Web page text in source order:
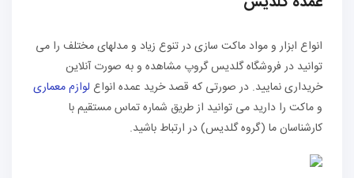
انواع ابزار و مواد ماکت سازی در تنوع زیاد و مدلهای مختلف را می
توانید در فروشگاه گلدیس گروپ مشاهده و به صورت آنلاین
خریداری نمایید. در صورتی که قصد خرید عمده انواع لوازم معماری
و ماکت را دارید می توانید از طریق شماره تماس مستقیم با
کارشناسان ما (گروه گلدیس) در ارتباط باشید.